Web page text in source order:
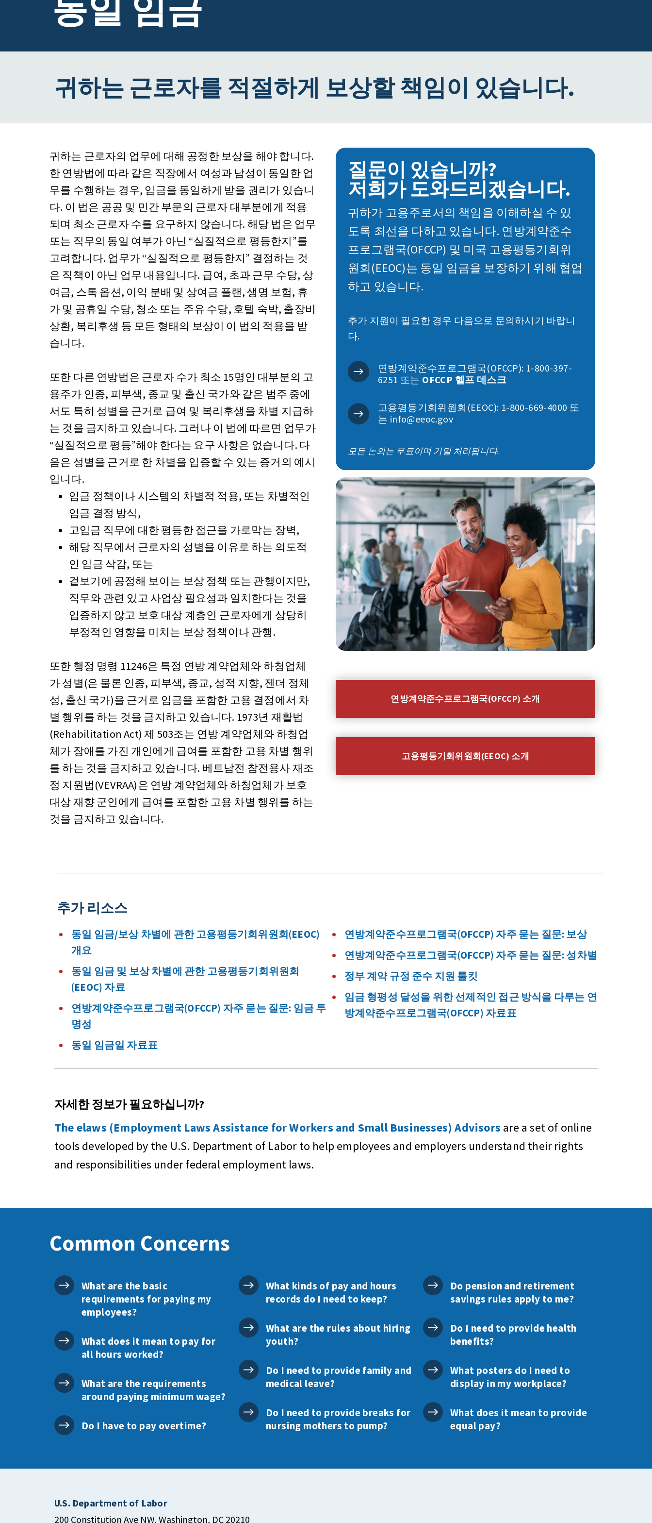
동일 임금
귀하는 근로자를 적절하게 보상할 책임이 있습니다.
귀하는 근로자의 업무에 대해 공정한 보상을 해야 합니다.
한 연방법에 따라 같은 직장에서 여성과 남성이 동일한 업
무를 수행하는 경우, 임금을 동일하게 받을 권리가 있습니
다. 이 법은 공공 및 민간 부문의 근로자 대부분에게 적용
되며 최소 근로자 수를 요구하지 않습니다. 해당 법은 업무
또는 직무의 동일 여부가 아닌 “실질적으로 평등한지”를
고려합니다. 업무가 “실질적으로 평등한지” 결정하는 것
은 직책이 아닌 업무 내용입니다. 급여, 초과 근무 수당, 상
여금, 스톡 옵션, 이익 분배 및 상여금 플랜, 생명 보험, 휴
가 및 공휴일 수당, 청소 또는 주유 수당, 호텔 숙박, 출장비
상환, 복리후생 등 모든 형태의 보상이 이 법의 적용을 받
습니다.
또한 다른 연방법은 근로자 수가 최소 15명인 대부분의 고
용주가 인종, 피부색, 종교 및 출신 국가와 같은 범주 중에
서도 특히 성별을 근거로 급여 및 복리후생을 차별 지급하
는 것을 금지하고 있습니다. 그러나 이 법에 따르면 업무가
“실질적으로 평등”해야 한다는 요구 사항은 없습니다. 다
음은 성별을 근거로 한 차별을 입증할 수 있는 증거의 예시
입니다.
임금 정책이나 시스템의 차별적 적용, 또는 차별적인
임금 결정 방식,
고임금 직무에 대한 평등한 접근을 가로막는 장벽,
해당 직무에서 근로자의 성별을 이유로 하는 의도적
인 임금 삭감, 또는
겉보기에 공정해 보이는 보상 정책 또는 관행이지만,
직무와 관련 있고 사업상 필요성과 일치한다는 것을
입증하지 않고 보호 대상 계층인 근로자에게 상당히
부정적인 영향을 미치는 보상 정책이나 관행.
또한 행정 명령 11246은 특정 연방 계약업체와 하청업체
가 성별(은 물론 인종, 피부색, 종교, 성적 지향, 젠더 정체
성, 출신 국가)을 근거로 임금을 포함한 고용 결정에서 차
별 행위를 하는 것을 금지하고 있습니다. 1973년 재활법
(Rehabilitation Act) 제 503조는 연방 계약업체와 하청업
체가 장애를 가진 개인에게 급여를 포함한 고용 차별 행위
를 하는 것을 금지하고 있습니다. 베트남전 참전용사 재조
정 지원법(VEVRAA)은 연방 계약업체와 하청업체가 보호
대상 재향 군인에게 급여를 포함한 고용 차별 행위를 하는
것을 금지하고 있습니다.
질문이 있습니까?
저희가 도와드리겠습니다.
귀하가 고용주로서의 책임을 이해하실 수 있
도록 최선을 다하고 있습니다. 연방계약준수
프로그램국(OFCCP) 및 미국 고용평등기회위
원회(EEOC)는 동일 임금을 보장하기 위해 협업
하고 있습니다.
추가 지원이 필요한 경우 다음으로 문의하시기 바랍니
다.
연방계약준수프로그램국(OFCCP): 1-800-397-
6251 또는 OFCCP 헬프 데스크
고용평등기회위원회(EEOC): 1-800-669-4000 또
는 info@eeoc.gov
모든 논의는 무료이며 기밀 처리됩니다.
연방계약준수프로그램국(OFCCP) 소개
고용평등기회위원회(EEOC) 소개
추가 리소스
동일 임금/보상 차별에 관한 고용평등기회위원회(EEOC)
개요
동일 임금 및 보상 차별에 관한 고용평등기회위원회
(EEOC) 자료
연방계약준수프로그램국(OFCCP) 자주 묻는 질문: 임금 투
명성
동일 임금일 자료표
연방계약준수프로그램국(OFCCP) 자주 묻는 질문: 보상
연방계약준수프로그램국(OFCCP) 자주 묻는 질문: 성차별
정부 계약 규정 준수 지원 툴킷
임금 형평성 달성을 위한 선제적인 접근 방식을 다루는 연
방계약준수프로그램국(OFCCP) 자료표
자세한 정보가 필요하십니까?
The elaws (Employment Laws Assistance for Workers and Small Businesses) Advisors are a set of online
tools developed by the U.S. Department of Labor to help employees and employers understand their rights
and responsibilities under federal employment laws.
Common Concerns
What are the basic
requirements for paying my
employees?
What does it mean to pay for
all hours worked?
What are the requirements
around paying minimum wage?
Do I have to pay overtime?
What kinds of pay and hours
records do I need to keep?
What are the rules about hiring
youth?
Do I need to provide family and
medical leave?
Do I need to provide breaks for
nursing mothers to pump?
Do pension and retirement
savings rules apply to me?
Do I need to provide health
benefits?
What posters do I need to
display in my workplace?
What does it mean to provide
equal pay?
U.S. Department of Labor
200 Constitution Ave NW, Washington, DC 20210